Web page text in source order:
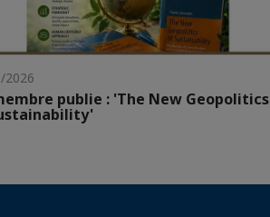
2026
publie : 'The New Geopolitics